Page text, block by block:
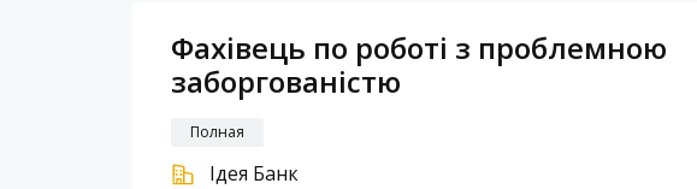
Фахівець по роботі з проблемною
заборгованістю
Полная
Ідея Банк